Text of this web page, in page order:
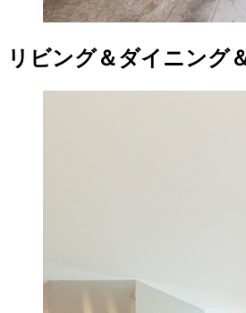
リビング＆ダイニング